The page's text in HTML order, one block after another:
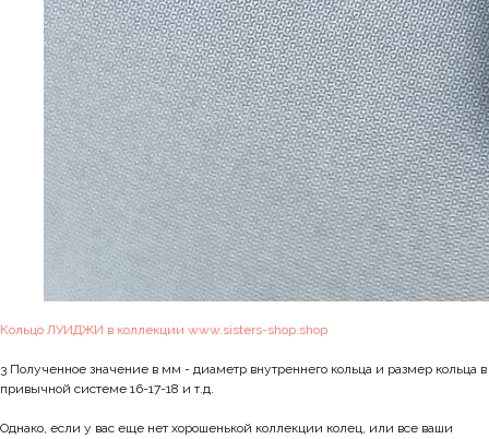
Кольцо ЛУИДЖИ в коллекции www.sisters-shop.shop
3 Полученное значение в мм - диаметр внутреннего кольца и размер кольца в
привычной системе 16-17-18 и т.д.
Однако, если у вас еще нет хорошенькой коллекции колец, или все ваши